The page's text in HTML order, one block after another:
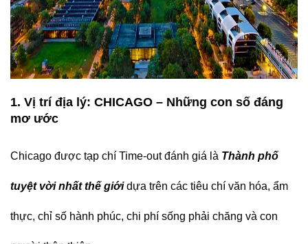
1. Vị trí địa lý: CHICAGO – Những con số đáng
mơ ước
Chicago được tạp chí Time-out đánh giá là Thành phố
tuyệt vời nhất thế giớidựa trên các tiêu chí văn hóa, ẩm
thực, chỉ số hành phúc, chi phí sống phải chăng và con